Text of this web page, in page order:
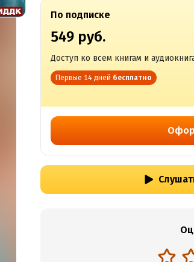
По подписке
549 руб.
Доступ ко всем книгам и
Первые 14 дней бесплатно